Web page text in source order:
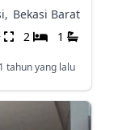
Bekasi Barat
2 1
1 tahun yang lalu